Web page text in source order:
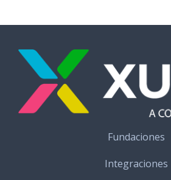
Fundaciones
Integraciones